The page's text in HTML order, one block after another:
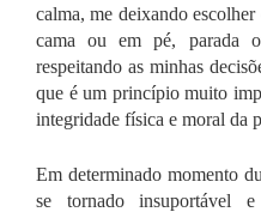
calma, me deixando
cama ou em pé, parada
respeitando as minhas
que é um princípio muito
integridade física e moral da
Em determinado momento
se tornado insuportável